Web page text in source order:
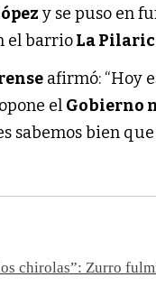
y se puso en
el barrioLa
afirmó: “Hoy
el Gobierno
sabemos bien
chirolas”: Zurro